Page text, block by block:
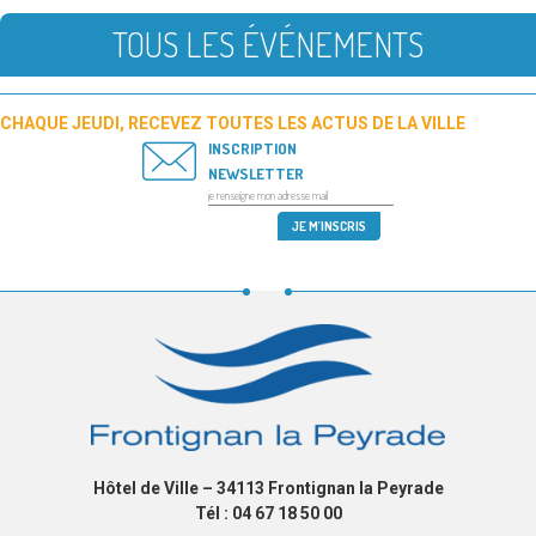
TOUS LES ÉVÉNEMENTS
CHAQUE JEUDI, RECEVEZ TOUTES LES ACTUS DE LA VILLE
INSCRIPTION
NEWSLETTER
Hôtel de Ville – 34113 Frontignan la Peyrade
Tél : 04 67 18 50 00